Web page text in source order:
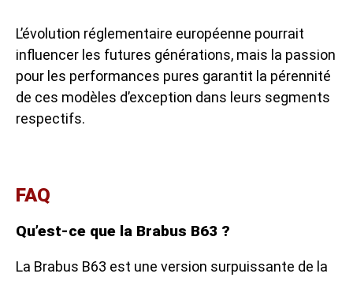
L’évolution réglementaire européenne pourrait
influencer les futures générations, mais la passion
pour les performances pures garantit la pérennité
de ces modèles d’exception dans leurs segments
respectifs.
FAQ
Qu’est-ce que la Brabus B63 ?
La Brabus B63 est une version surpuissante de la